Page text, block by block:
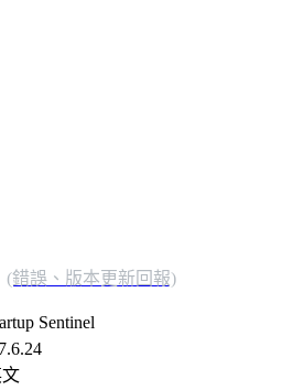
(錯誤、版本更新回報)
Sentinel